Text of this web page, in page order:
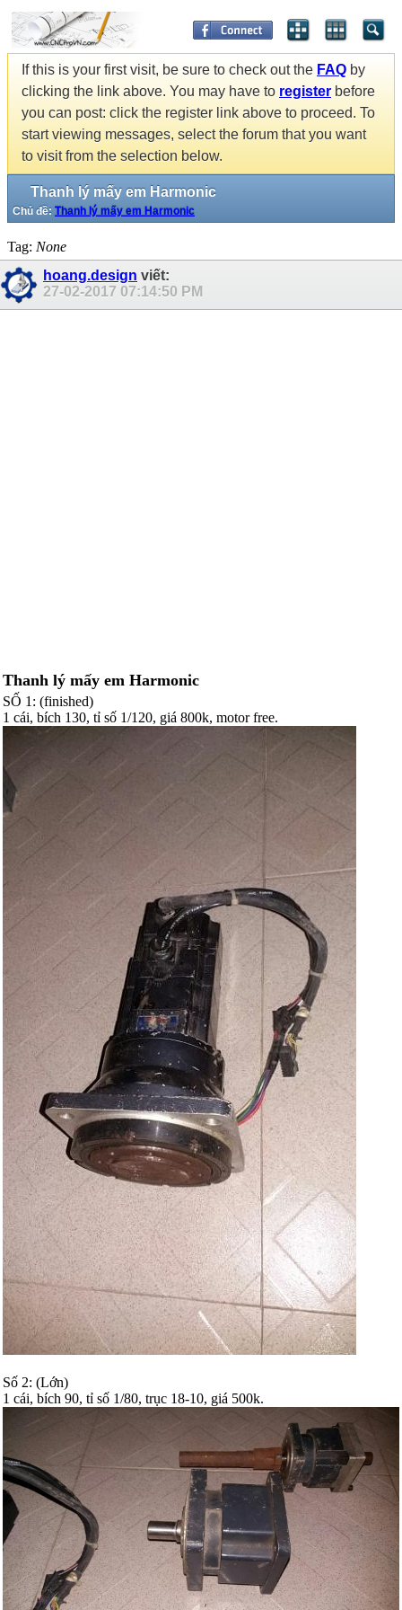
If this is your first visit, be sure to check out the FAQ by
clicking the link above. You may have to register before
you can post: click the register link above to proceed. To
start viewing messages, select the forum that you want
to visit from the selection below.
Thanh lý mấy em Harmonic
Chủ đề: Thanh lý mấy em Harmonic
Tag: None
hoang.design viết:
27-02-2017 07:14:50 PM
Thanh lý mấy em Harmonic
SỐ 1: (finished)
1 cái, bích 130, tỉ số 1/120, giá 800k, motor free.
Số 2: (Lớn)
1 cái, bích 90, tỉ số 1/80, trục 18-10, giá 500k.